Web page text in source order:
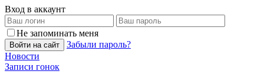
Вход в аккаунт
Не запоминать меня
Войти на сайт
Забыли пароль?
Новости
Записи гонок